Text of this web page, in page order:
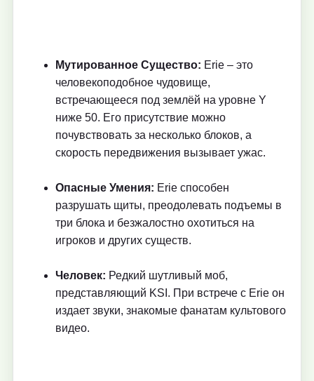
Мутированное Существо: Erie – это
человекоподобное чудовище,
встречающееся под землёй на уровне Y
ниже 50. Его присутствие можно
почувствовать за несколько блоков, а
скорость передвижения вызывает ужас.
Опасные Умения: Erie способен
разрушать щиты, преодолевать подъемы в
три блока и безжалостно охотиться на
игроков и других существ.
Человек: Редкий шутливый моб,
представляющий KSI. При встрече с Erie он
издает звуки, знакомые фанатам культового
видео.